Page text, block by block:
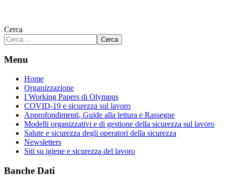
Cerca
Cerca
Menu
Home
Organizzazione
I Working Papers di Olympus
COVID-19 e sicurezza sul lavoro
Approfondimenti, Guide alla lettura e Rassegne
Modelli organizzativi e di gestione della sicurezza sul lavoro
Salute e sicurezza degli operatori della sicurezza
Newsletters
Siti su igiene e sicurezza del lavoro
Banche Dati